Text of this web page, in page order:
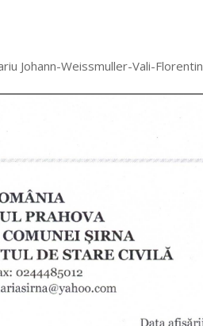
Johann-Weissmuller-Vali-